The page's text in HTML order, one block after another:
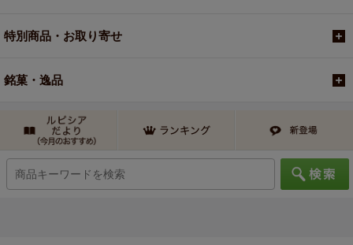
特別商品・お取り寄せ
銘菓・逸品